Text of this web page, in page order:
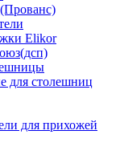
Elikor
для столешниц
для прихожей